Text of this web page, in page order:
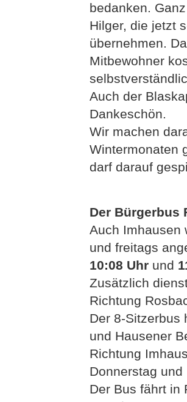
bedanken.
Hilger, die jetzt
übernehmen.
Mitbewohner
Auch der
Dankeschön.
Wir machen
Wintermonaten
darf darauf
Der Bürgerbus
Auch Imhausen
und freitags
10:08 Uhr und
Zusätzlich
Richtung
Der 8-Sitzerbus
und Hausener
Richtung
Donnerstag
Der Bus fährt in